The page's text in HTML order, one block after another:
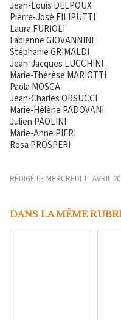
Jean-Louis DELPOUX
Pierre-José FILIPUTTI
Laura FURIOLI
Fabienne GIOVANNINI
Stéphanie GRIMALDI
Jean-Jacques LUCCHINI
Marie-Thérèse MARIOTTI
Paola MOSCA
Jean-Charles ORSUCCI
Marie-Hélène PADOVANI
Julien PAOLINI
Marie-Anne PIERI
Rosa PROSPERI
RÉDIGÉ LE MERCREDI 11 AVRIL
DANS LA MÊME